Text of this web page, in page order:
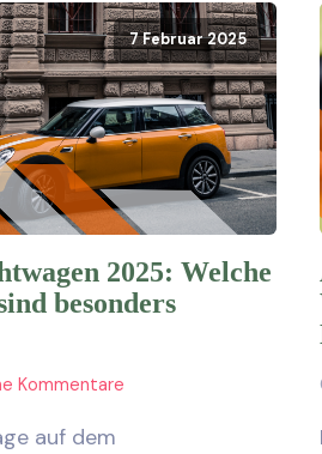
7 Februar 2025
2025: Welche
besonders
Kommentare
auf dem